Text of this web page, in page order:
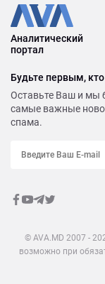
Аналитический
портал
Будьте первым,
Оставьте Ваш и мы
самые важные
спама.
© AVA.MD 2007 -
возможно при